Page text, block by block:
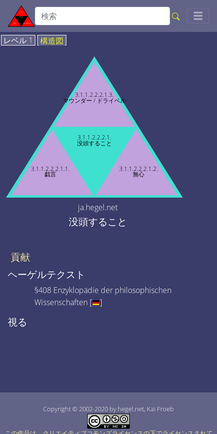
☰
レベル 1 構造図
3.1.1.2.2.2.1.
没頭すること
3.1.1.2.2.2.1.1.
戯言
3.1.1.2.2.2.1.2.
無心
3.1.1.2.2.2.1.3.
マウンダー / ドライベル
ja.hegel.net
没頭すること
貢献
ヘーゲルテクスト
§408 Enzyklopädie der philosophischen
Wissenschaften [
]
視る
Copyright © 2002-2020 by hegel.net, Kai Froeb